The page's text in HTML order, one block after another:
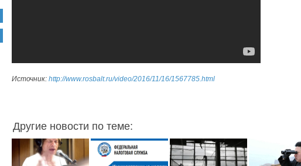
Источник: http://www.rosbalt.ru/video/2016/11/16/1567785.html
Другие новости по теме: